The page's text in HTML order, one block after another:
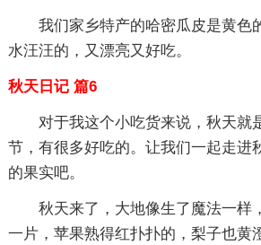
我们家乡特产的哈密瓜皮是黄色
水汪汪的，又漂亮又好吃。
秋天日记 篇6
对于我这个小吃货来说，秋天就
节，有很多好吃的。让我们一起走进
的果实吧。
秋天来了，大地像生了魔法一样
一片，苹果熟得红扑扑的，梨子也黄